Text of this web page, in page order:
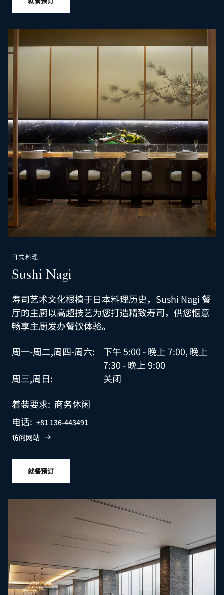
日式料理
Sushi Nagi
寿司艺术文化根植于日本料理历史，Sushi Nagi 餐
厅的主厨以高超技艺为您打造精致寿司，供您惬意
畅享主厨发办餐饮体验。
周一-周二,周四-周六:
下午 5:00 - 晚上 7:00, 晚上
7:30 - 晚上 9:00
周三,周日:
关闭
着装要求: 商务休闲
电话: +81 136-443491
访问网站
就餐预订